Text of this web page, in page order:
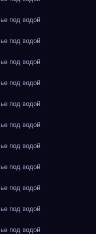
под водой
под водой
под водой
под водой
под водой
под водой
под водой
под водой
под водой
под водой
под водой